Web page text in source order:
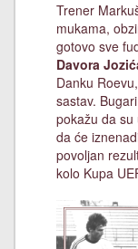
Trener
mukama,
gotovo sve
Davora
Danku
sastav.
pokažu da su
da će
povoljan
kolo Kupa